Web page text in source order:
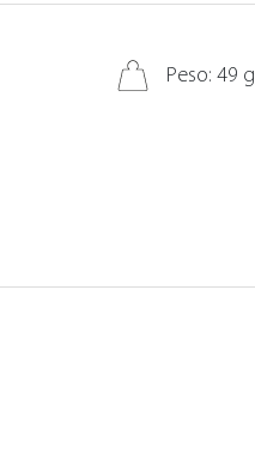
Peso: 49 g